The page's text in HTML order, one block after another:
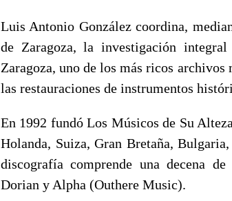
Luis Antonio González coordina,
de Zaragoza, la investigación
Zaragoza, uno de los más ricos archivos
las restauraciones de instrumentos
En 1992 fundó Los Músicos de Su
Holanda, Suiza, Gran Bretaña,
discografía comprende una decena
Dorian y Alpha (Outhere Music).